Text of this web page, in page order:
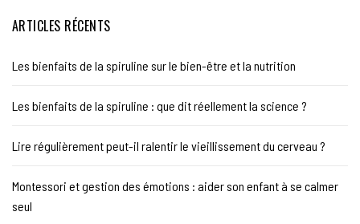
ARTICLES RÉCENTS
Les bienfaits de la spiruline sur le bien-être et la nutrition
Les bienfaits de la spiruline : que dit réellement la science ?
Lire régulièrement peut-il ralentir le vieillissement du cerveau ?
Montessori et gestion des émotions : aider son enfant à se calmer
seul